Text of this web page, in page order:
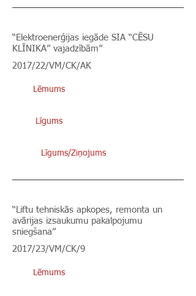
“Elektroenerģijas iegāde SIA “CĒSU
KLĪNIKA” vajadzībām”
2017/22/VM/CK/AK
Lēmums
Līgums
Līgums/Ziņojums
“Liftu tehniskās apkopes, remonta un
avārijas izsaukumu pakalpojumu
sniegšana”
2017/23/VM/CK/9
Lēmums